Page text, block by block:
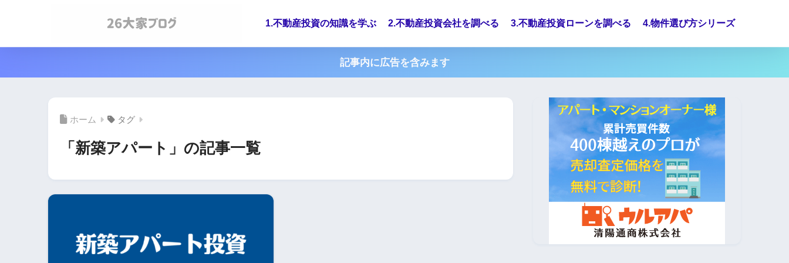
1.不動産投資の知識を学ぶ 2.不動産投資会社を調べる 3.不動産投資ローンを調べる 4.物件選び方シリーズ
記事内に広告を含みます
ホーム タグ
「新築アパート」の記事一覧